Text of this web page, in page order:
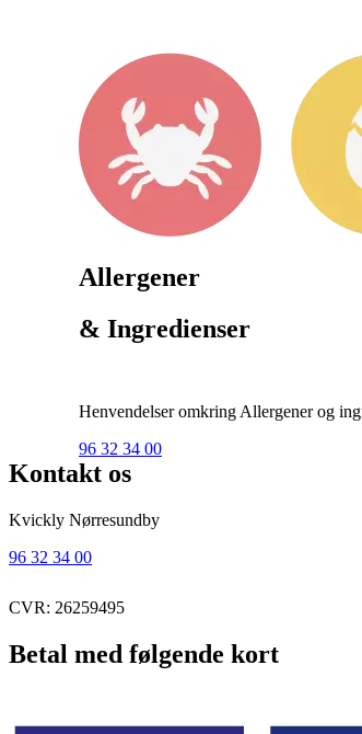
Allergener
& Ingredienser
Henvendelser omkring Allergener og
96 32 34 00
Kontakt os
Kvickly Nørresundby
96 32 34 00
CVR: 26259495
Betal med følgende kort